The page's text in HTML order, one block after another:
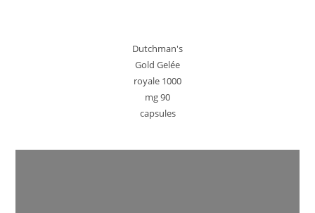
Dutchman's
Gold Gelée
royale 1000
mg 90
capsules